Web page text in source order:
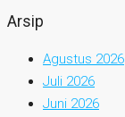
Arsip
Agustus 2026
Juli 2026
Juni 2026